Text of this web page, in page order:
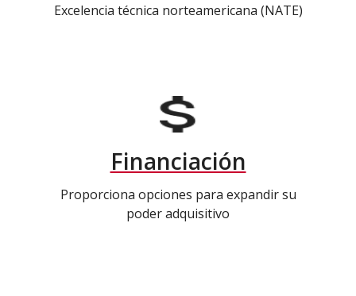
Excelencia técnica norteamericana (NATE)
Financiación
Proporciona opciones para expandir su
poder adquisitivo